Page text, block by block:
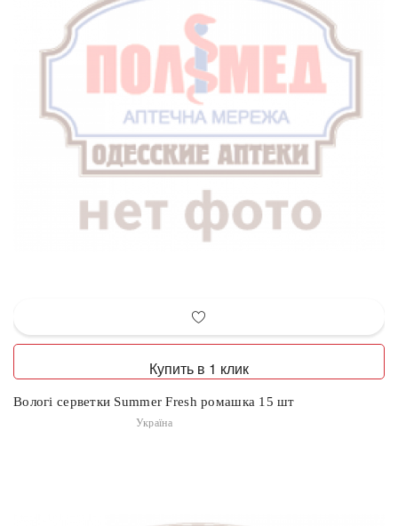
Купить в 1 клик
Вологі серветки Summer Fresh ромашка 15 шт
Україна